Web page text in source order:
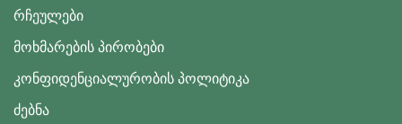
რჩეულები
მოხმარების პირობები
კონფიდენციალურობის პოლიტიკა
ძებნა